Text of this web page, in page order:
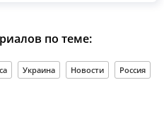
по теме:
Украина Новости Россия